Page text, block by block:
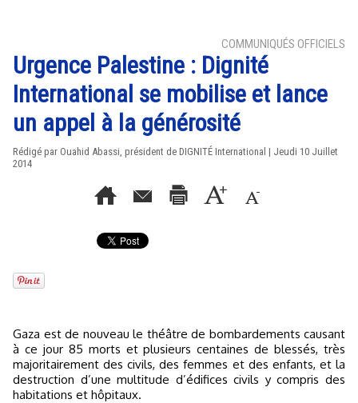
COMMUNIQUÉS OFFICIELS
Urgence Palestine : Dignité
International se mobilise et lance
un appel à la générosité
Rédigé par Ouahid Abassi, président de DIGNITÉ International | Jeudi 10 Juillet
2014
Gaza est de nouveau le théâtre de bombardements causant
à ce jour 85 morts et plusieurs centaines de blessés, très
majoritairement des civils, des femmes et des enfants, et la
destruction d’une multitude d’édifices civils y compris des
habitations et hôpitaux.